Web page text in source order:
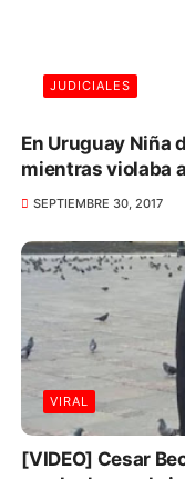
JUDICIALES
En Uruguay Niña
mientras violaba
SEPTIEMBRE 30, 2017
VIRAL
[VIDEO] Cesar